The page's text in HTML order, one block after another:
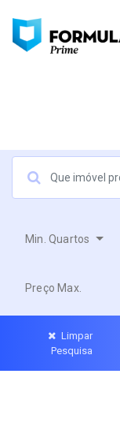
Min. Quartos
Preço Max.
Limpar
Pesquisa